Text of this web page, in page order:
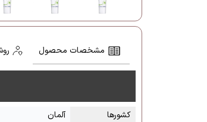
مشخصات محصول
کشور‌ها آلمان